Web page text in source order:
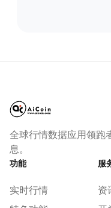
全球行情数据应用领跑
息。
功能
实时行情
服
资